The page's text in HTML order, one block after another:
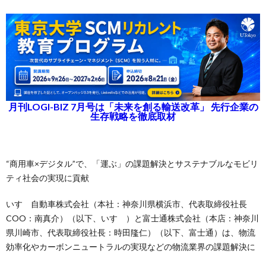
月刊LOGI-BIZ 7月号は「未来を創る輸送改革」 先行企業の
生存戦略を徹底取材
“商用車×デジタル”で、「運ぶ」の課題解決とサステナブルなモビリ
ティ社会の実現に貢献
いすゞ自動車株式会社（本社：神奈川県横浜市、代表取締役社長
COO：南真介）（以下、いすゞ）と富士通株式会社（本店：神奈川
県川崎市、代表取締役社長：時田隆仁）（以下、富士通）は、物流
効率化やカーボンニュートラルの実現などの物流業界の課題解決に